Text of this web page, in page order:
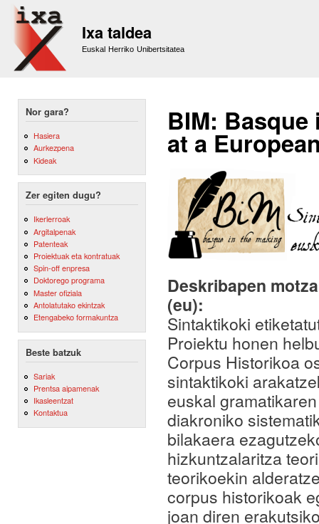
Ixa taldea
Euskal Herriko Unibertsitatea
Nor gara?
Hasiera
Aurkezpena
Kideak
Zer egiten dugu?
Ikerlerroak
Argitalpenak
Patenteak
Proiektuak eta kontratuak
Spin-off enpresa
Doktorego programa
Master ofiziala
Antolatutako ekintzak
Etengabeko formakuntza
Beste batzuk
Sariak
Prentsa aipamenak
Ikasleentzat
Kontaktua
BIM:
at a
Deskribapen
(eu):
Sintaktikoki
Proiektu honen
Corpus Historikoa
sintaktikoki
euskal
diakroniko
bilakaera
hizkuntzalaritza
teorikoekin
corpus historikoak
joan diren